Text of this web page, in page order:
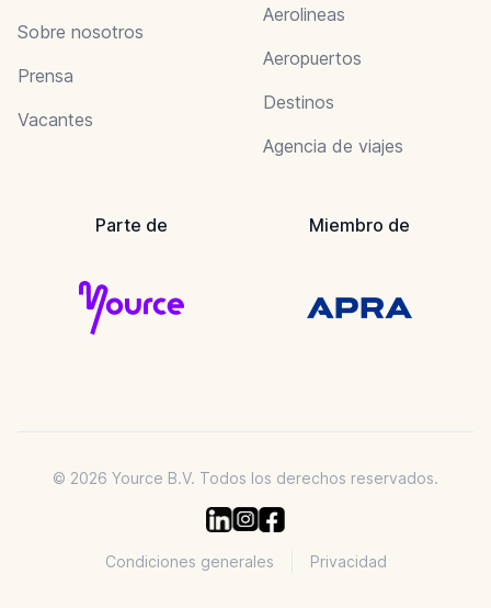
Sobre nosotros
Prensa
Vacantes
Aerolineas
Aeropuertos
Destinos
Agencia de viajes
Parte de Miembro de
© 2026 Yource B.V. Todos los derechos reservados.
Condiciones generales Privacidad